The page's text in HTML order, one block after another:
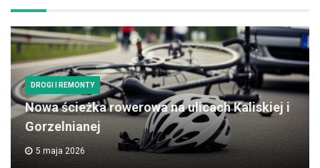
DROGI I REMONTY
Nowa ścieżka rowerowa na ulicach Kaliskiej i
Gorzelnianej
5 maja 2026